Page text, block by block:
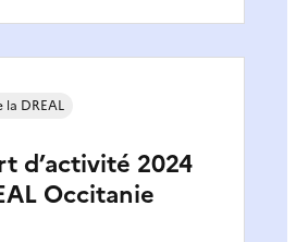
d’activité 2024
Occitanie
la DREAL